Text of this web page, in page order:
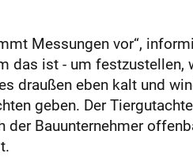
Messungen vor“,
das ist - um festzustellen,
draußen eben kalt und
geben. Der
Bauunternehmer